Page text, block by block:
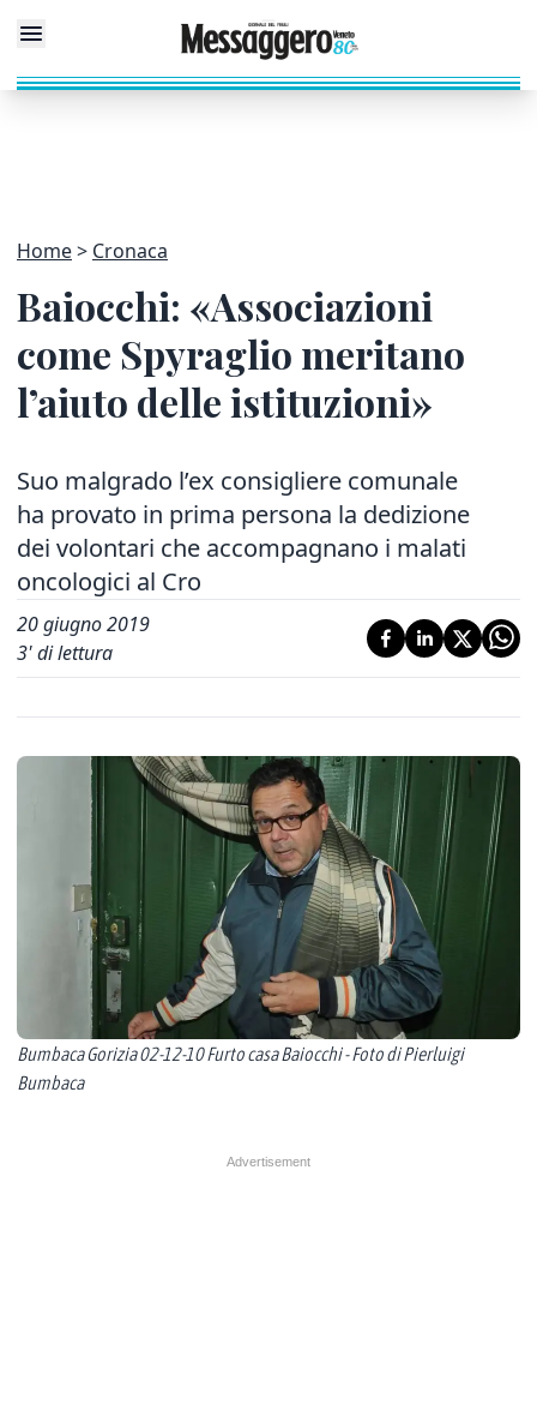
Home Cronaca
Baiocchi: «Associazioni
come Spyraglio meritano
l’aiuto delle istituzioni»
Suo malgrado l’ex consigliere comunale
ha provato in prima persona la dedizione
dei volontari che accompagnano i malati
oncologici al Cro
20 giugno 2019
3' di lettura
Bumbaca Gorizia 02-12-10 Furto casa Baiocchi - Foto di Pierluigi
Bumbaca